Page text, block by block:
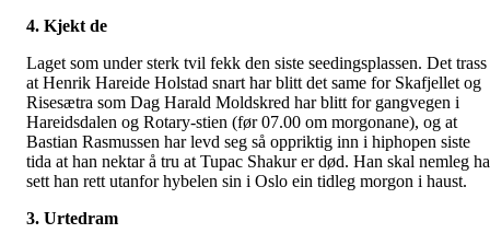
4. Kjekt de
Laget som under sterk tvil fekk den siste seedingsplassen. Det
at Henrik Hareide Holstad snart har blitt det same for Skafjellet og
Risesætra som Dag Harald Moldskred har blitt for gangvegen i
Hareidsdalen og Rotary-stien (før 07.00 om morgonane), og at
Bastian Rasmussen har levd seg så oppriktig inn i hiphopen siste
tida at han nektar å tru at Tupac Shakur er død. Han skal nemleg ha
sett han rett utanfor hybelen sin i Oslo ein tidleg morgon i haust.
3. Urtedram